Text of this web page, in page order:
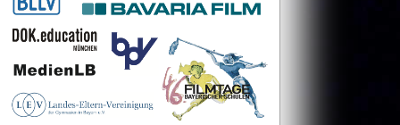
Festival
Kontakt